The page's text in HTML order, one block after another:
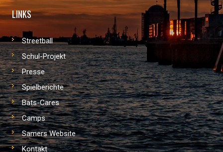
LINKS
Streetball
Schul-Projekt
Presse
Spielberichte
Bats-Cares
Camps
Samers Website
Kontakt